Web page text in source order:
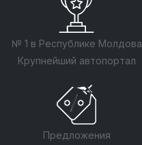
№ 1 в Республике Молдова
Крупнейший автопортал
Предложения